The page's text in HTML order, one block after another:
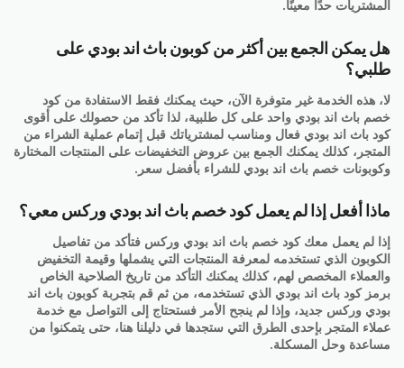
المشتريات حدًا معينًا.
هل يمكن الجمع بين أكثر من كوبون باث اند بودي على
طلبي؟
لا، هذه الخدمة غير متوفرة الآن، حيث يمكنك فقط الاستفادة من كود
خصم باث اند بودي واحد على كل طلبية، لذا تأكد من حصولك على أقوى
كود باث اند بودي فعال ومناسب لمشترياتك قبل إتمام عملية الشراء من
المتجر، كذلك يمكنك الجمع بين عروض التخفيضات على المنتجات المختارة
وكوبونات خصم باث اند بودي للشراء بأفضل سعر.
ماذا أفعل إذا لم يعمل كود خصم باث اند بودي وركس معي؟
إذا لم يعمل معك كود خصم باث اند بودي وركس فتأكد من تفاصيل
الكوبون الذي تستخدمه لمعرفة المنتجات التي يشملها وقيمة التخفيض
والعملاء المخصص لهم، كذلك يمكنك التأكد من تاريخ الصلاحية الخاص
برمز كود باث اند بودي الذي تستخدمه، من ثم قم بتجربة كوبون باث اند
بودي وركس جديد، وإذا لم ينجح الأمر فستحتاج إلى التواصل مع خدمة
عملاء المتجر بإحدى الطرق التي ستجدها في دليلنا هنا، حتى يتمكنوا من
مساعدة وحل المسكلة.